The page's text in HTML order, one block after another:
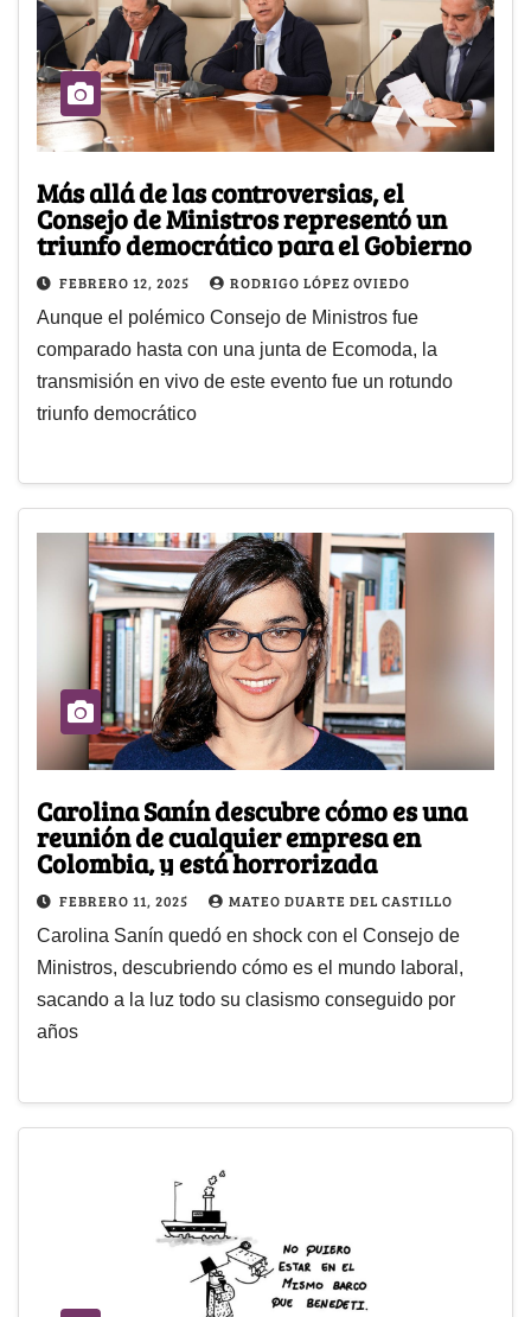
Más allá de las controversias, el
Consejo de Ministros representó un
triunfo democrático para el Gobierno
FEBRERO 12, 2025 RODRIGO LÓPEZ OVIEDO
Aunque el polémico Consejo de Ministros fue
comparado hasta con una junta de Ecomoda, la
transmisión en vivo de este evento fue un rotundo
triunfo democrático
Carolina Sanín descubre cómo es una
reunión de cualquier empresa en
Colombia, y está horrorizada
FEBRERO 11, 2025 MATEO DUARTE DEL CASTILLO
Carolina Sanín quedó en shock con el Consejo de
Ministros, descubriendo cómo es el mundo laboral,
sacando a la luz todo su clasismo conseguido por
años